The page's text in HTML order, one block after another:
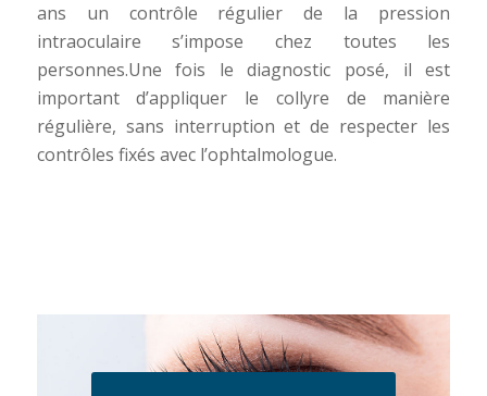
ans un contrôle régulier de la pression
intraoculaire s’impose chez toutes les
personnes.Une fois le diagnostic posé, il est
important d’appliquer le collyre de manière
régulière, sans interruption et de respecter les
contrôles fixés avec l’ophtalmologue.